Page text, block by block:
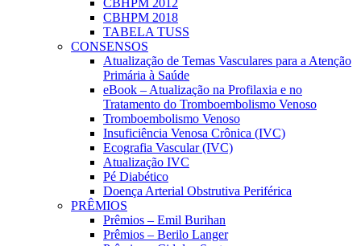
CBHPM 2012
CBHPM 2018
TABELA TUSS
CONSENSOS
Atualização de Temas Vasculares para a Atenção
Primária à Saúde
eBook – Atualização na Profilaxia e no
Tratamento do Tromboembolismo Venoso
Tromboembolismo Venoso
Insuficiência Venosa Crônica (IVC)
Ecografia Vascular (IVC)
Atualização IVC
Pé Diabético
Doença Arterial Obstrutiva Periférica
PRÊMIOS
Prêmios – Emil Burihan
Prêmios – Berilo Langer